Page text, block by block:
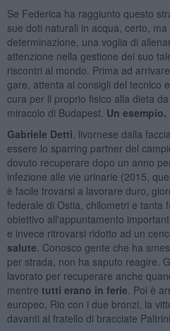
Se Federica ha raggiunto questo
sue doti naturali in acqua, certo,
determinazione, una voglia di
attenzione nella gestione del suo
riscontri al mondo. Prima ad
gare, attenta ai consigli del tecnico
cura per il proprio fisico alla dieta
miracolo di Budapest. Un esempio.
Gabriele Detti , livornese dalla
essere lo sparring partner del
dovuto recuperare dopo un anno
infezione alle vie urinarie (2015,
è facile trovarsi a lavorare duro,
federale di Ostia, chilometri e tanta
obiettivo all'appuntamento
e invece ritrovarsi ridotto ad un
salute . Conosco gente che ha
per strada, non ha saputo reagire.
lavorato per recuperare anche
mentre tutti erano in ferie . Poi è
europeo, Rio con i due bronzi, la
davanti al fratello di bracciate